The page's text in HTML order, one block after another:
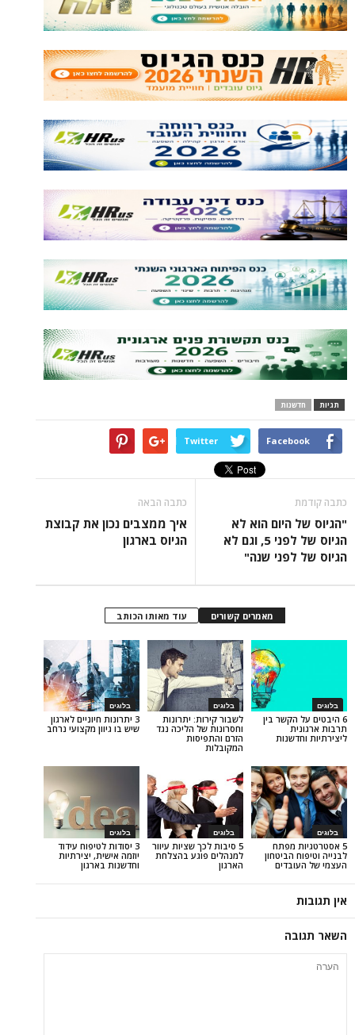
Twitter
הוא לא
הגיוס של לפני 5, וגם לא
שנה"
איך ממצבים נכון את קבוצת
הגיוס בארגון
עוד מאותו הכותב
בלוגים
3 יתרונות חיוניים לארגון
שיש בו גיוון מקצועי נרחב
לשבור קירות: יתרונות
וחסרונות של הליכה נגד
הזרם והתפיסות
בין
בלוגים
3 יסודות לטיפוח עידוד
יוזמה אישית, יצירתיות
בלוגים
5 סיבות לכך שציות עיוור
למנהלים פוגע בהצלחת
הארגון